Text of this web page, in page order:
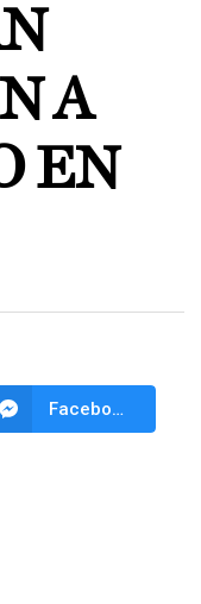
A
EN
Facebook Messenger